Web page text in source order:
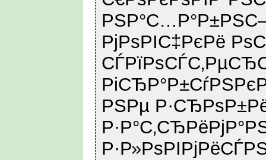
РјРѕРІС‡РєРё
РЅРµ